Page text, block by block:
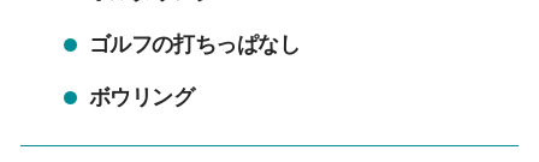
ゴルフの打ちっぱなし
ボウリング